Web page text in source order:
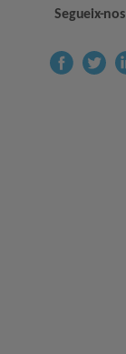
Segueix-nos